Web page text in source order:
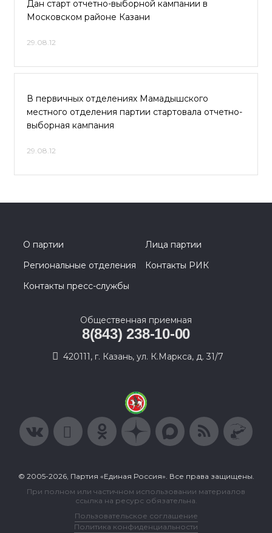
Дан старт отчетно-выборной кампании в
Московском районе Казани
29.08.12
В первичных отделениях Мамадышского
местного отделения партии стартовала отчетно-
выборная кампания
29.08.12
О партии
Лица партии
Региональные отделения
Контакты РИК
Контакты пресс-службы
Общественная приемная
8(843) 238-10-00
420111, г. Казань, ул. К.Маркса, д. 31/7
© 2005-2026, Партия «Единая Россия». Все права защищены.
При полном или частичном использовании материалов
ссылка на ресурс обязательна.
Пользовательское соглашение
Политика конфиденциальности